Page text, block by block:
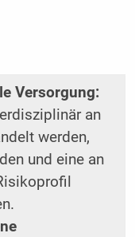
Versorgung:
an
werden,
und eine an